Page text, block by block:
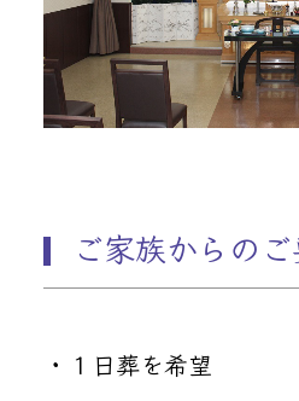
ご家族からの
・１日葬を希望